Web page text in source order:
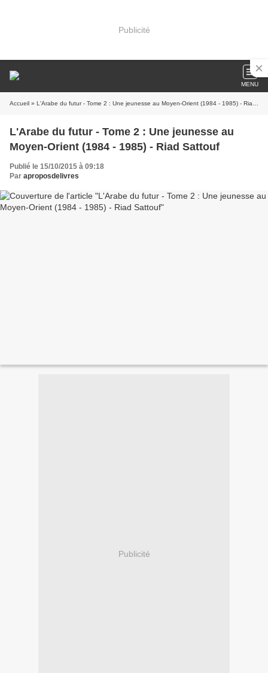
Publicité
MENU
Accueil » L'Arabe du futur - Tome 2 : Une jeunesse au Moyen-Orient (1984 - 1985) - Riad Sattouf
L'Arabe du futur - Tome 2 : Une jeunesse au
Moyen-Orient (1984 - 1985) - Riad Sattouf
Publié le 15/10/2015 à 09:18
Par aproposdelivres
Publicité